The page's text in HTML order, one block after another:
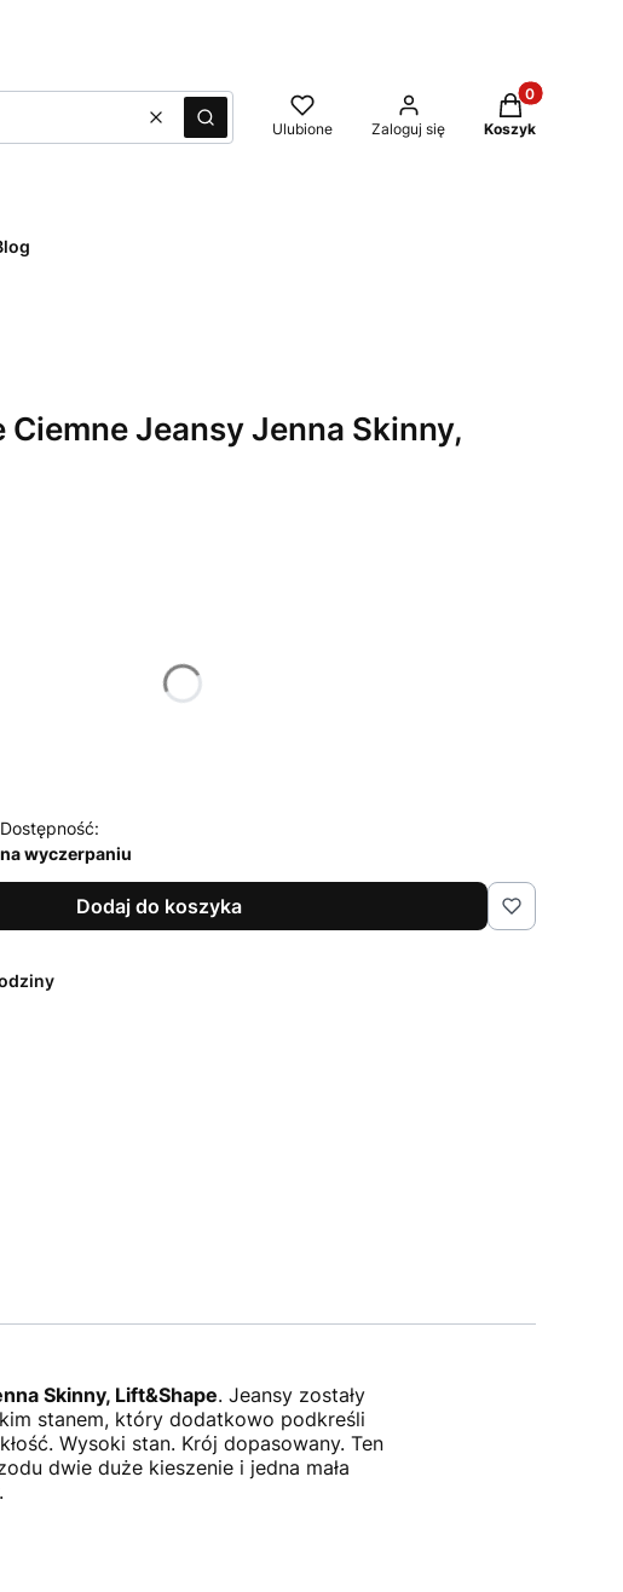
WyczyśćSzukaj Ulubione Zaloguj się
Produkty w
Koszyk
Jeansy Jenna Skinny,
mogą różnić się ceną
Dostępność:
na wyczerpaniu
Dodaj do koszyka
Skinny, Lift&Shape. Jeansy zostały
stanem, który dodatkowo podkreśli
Wysoki stan. Krój dopasowany. Ten
dwie duże kieszenie i jedna mała